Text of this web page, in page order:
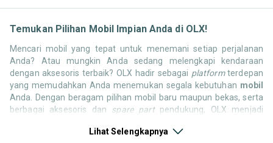
Temukan Pilihan Mobil Impian Anda di OLX!
Mencari mobil yang tepat untuk menemani setiap perjalanan
Anda? Atau mungkin Anda sedang melengkapi kendaraan
dengan aksesoris terbaik? OLX hadir sebagai platformterdepan
yang memudahkan Anda menemukan segala kebutuhan mobil
Anda. Dengan beragam pilihan mobil baru maupun bekas, serta
berbagai aksesoris dan spare partpendukung, OLX menjadi
Jelajahi sekarang dan temukan mobil yang paling sesuai dengan
Lihat Selengkapnya